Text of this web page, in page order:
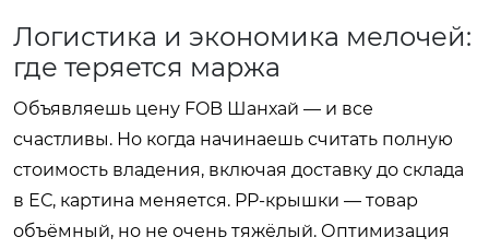
Логистика и экономика мелочей:
где теряется маржа
Объявляешь цену FOB Шанхай — и все
счастливы. Но когда начинаешь считать полную
стоимость владения, включая доставку до склада
в ЕС, картина меняется. PP-крышки — товар
объёмный, но не очень тяжёлый. Оптимизация